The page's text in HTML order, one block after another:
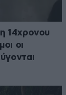
14χρονου
οι